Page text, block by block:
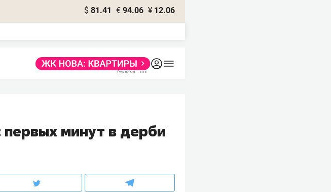
$ 81.41 € 94.06 ¥ 12.06
минут в дерби